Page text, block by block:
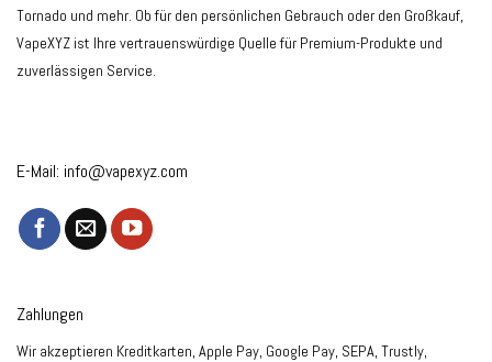
Tornado und mehr. Ob für den persönlichen Gebrauch oder den Großkauf,
VapeXYZ ist Ihre vertrauenswürdige Quelle für Premium-Produkte und
zuverlässigen Service.
E-Mail: info@vapexyz.com
Zahlungen
Wir akzeptieren Kreditkarten, Apple Pay, Google Pay, SEPA, Trustly,